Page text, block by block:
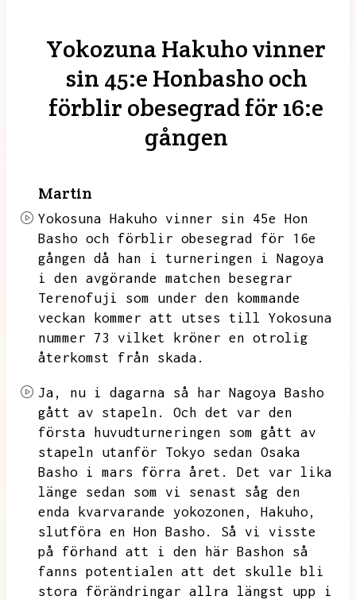
Yokozuna Hakuho vinner
sin 45:e Honbasho och
förblir obesegrad för 16:e
gången
Martin
Yokosuna Hakuho vinner sin 45e Hon
Basho och förblir obesegrad för 16e
gången då han i turneringen i Nagoya
i den avgörande matchen besegrar
Terenofuji som under den kommande
veckan kommer att utses till Yokosuna
nummer 73 vilket
kröner en otrolig
återkomst från skada.
Ja,
nu i dagarna så har Nagoya Basho
gått av stapeln.
Och det var den
första huvudturneringen som gått av
stapeln utanför Tokyo sedan Osaka
Basho i mars förra året.
Det var lika
länge sedan som vi senast såg den
enda kvarvarande yokozonen,
Hakuho,
slutföra en Hon Basho.
Så vi visste
på förhand att i den här Bashon så
fanns potentialen att det skulle bli
stora förändringar allra längst upp i